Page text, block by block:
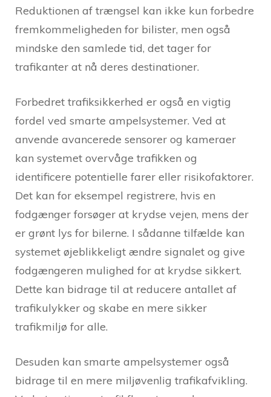
Reduktionen af trængsel kan ikke kun forbedre
fremkommeligheden for bilister, men også
mindske den samlede tid, det tager for
trafikanter at nå deres destinationer.
Forbedret trafiksikkerhed er også en vigtig
fordel ved smarte ampelsystemer. Ved at
anvende avancerede sensorer og kameraer
kan systemet overvåge trafikken og
identificere potentielle farer eller risikofaktorer.
Det kan for eksempel registrere, hvis en
fodgænger forsøger at krydse vejen, mens der
er grønt lys for bilerne. I sådanne tilfælde kan
systemet øjeblikkeligt ændre signalet og give
fodgængeren mulighed for at krydse sikkert.
Dette kan bidrage til at reducere antallet af
trafikulykker og skabe en mere sikker
trafikmiljø for alle.
Desuden kan smarte ampelsystemer også
bidrage til en mere miljøvenlig trafikafvikling.